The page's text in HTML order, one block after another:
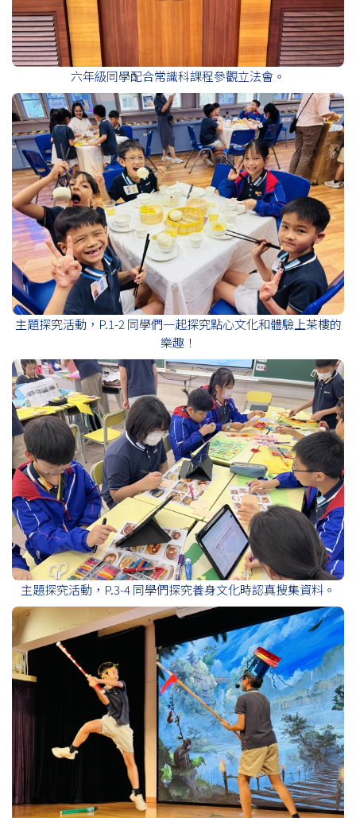
六年級同學配合常識科課程參觀立法會。
主題探究活動，P.1-2 同學們一起探究點心文化和體驗上茶樓的
樂趣！
主題探究活動，P.3-4 同學們探究養身文化時認真搜集資料。